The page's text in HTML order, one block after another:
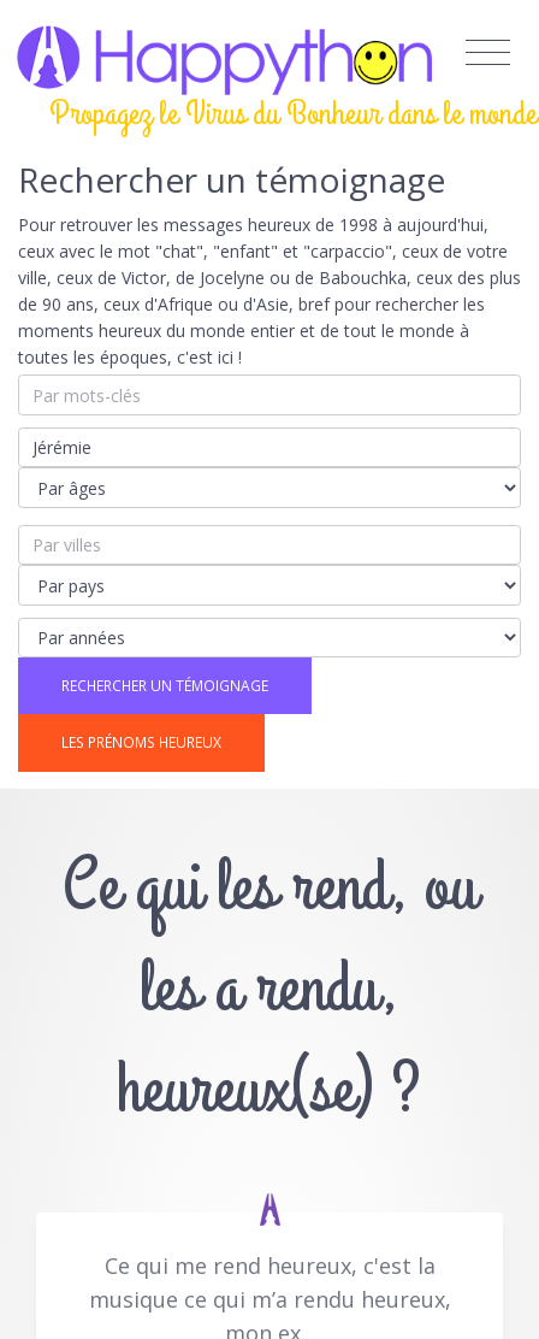
Propagez le Virus du Bonheur dans le monde
Rechercher un témoignage
Pour retrouver les messages heureux de 1998 à aujourd'hui,
ceux avec le mot "chat", "enfant" et "carpaccio", ceux de votre
ville, ceux de Victor, de Jocelyne ou de Babouchka, ceux des plus
de 90 ans, ceux d'Afrique ou d'Asie, bref pour rechercher les
moments heureux du monde entier et de tout le monde à
toutes les époques, c'est ici !
LES PRÉNOMS HEUREUX
Ce qui les rend, ou
les a rendu,
heureux(se) ?
Ce qui me rend heureux, c'est la
musique ce qui m’a rendu heureux,